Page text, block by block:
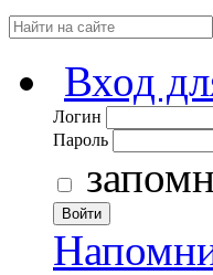
Вход
Логин
Пароль
Войти